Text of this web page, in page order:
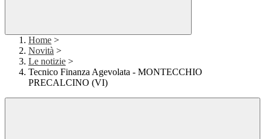
Home >
Novità >
Le notizie >
Tecnico Finanza Agevolata - MONTECCHIO
PRECALCINO (VI)